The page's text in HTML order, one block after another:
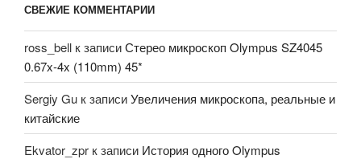
СВЕЖИЕ КОММЕНТАРИИ
ross_bell к записиСтерео микроскоп Olympus SZ4045
0.67x-4x (110mm) 45*
Sergiy Gu к записиУвеличения микроскопа, реальные и
китайские
Ekvator_zpr к записи История одного Olympus